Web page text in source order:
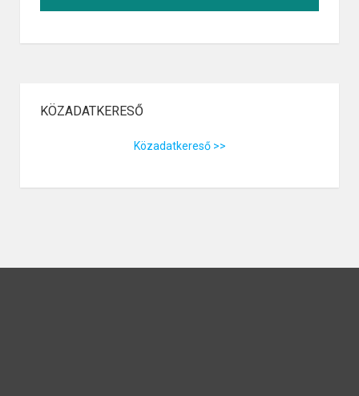
KÖZADATKERESŐ
Közadatkereső >>